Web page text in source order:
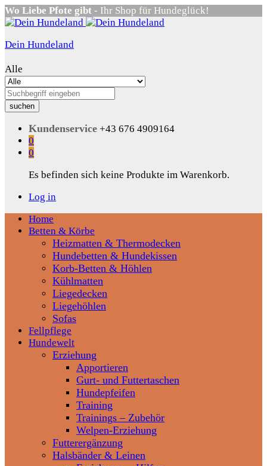
Wo Liebe Pfote gibt - Ihr Shop für Hundeglück!
Dein Hundeland
Alle
suchen
Kundenservice +43 676 4909164
0
0
Es befinden sich keine Produkte im Warenkorb.
Log in
Home
Betten & Körbe
Heizmatten & Thermodecken
Hundebetten & Hundekissen
Korb-Betten & Höhlen
Kühlmatten
Liegedecken
Liegehöhlen
Sofas
Fellpflege
Hundewelt
Erziehung
Apportieren
Gurt- und Futtertaschen
Hundepfeifen
Training
Trainings – Zubehör
Welpen-Erziehung
Futterergänzung
Halsbänder & Leinen